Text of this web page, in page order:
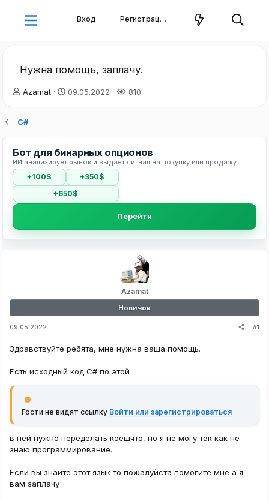
Вход Регистрация
Нужна помощь, заплачу.
А
о
е
м
ы
Azamat
Д
ч
а
а
09.05.2022 810
C#
Бот для бинарных опционов
ИИ анализирует рынок и выдаёт сигнал на покупку или продажу
+100$
+350$
+650$
Перейти
Azamat
Новичок
09.05.2022 #1
Здравствуйте ребята, мне нужна ваша помощь.
Есть исходный код С# по этой
Гости не видят ссылку Войти или зарегистрироваться
в ней нужно переделать коешчто, но я не могу так как не
знаю программирование.
Если вы знайте этот язык то пожалуйста помогите мне а я
вам заплачу